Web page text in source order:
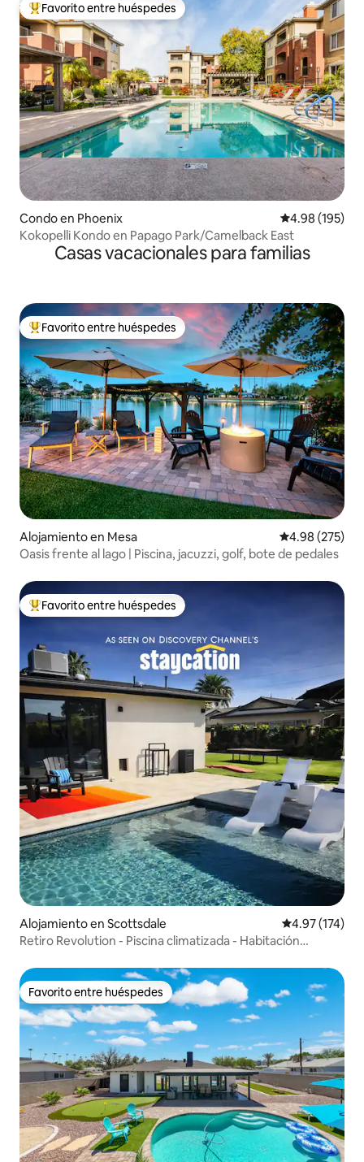
Favorito entre huéspedes preferido
Favorito entre huéspedes
Condo en Phoenix Calificación
4.98 (195)
Kokopelli Kondo en Papago Park/Camelback East
Casas vacacionales para familias
Favorito entre huéspedes preferido
Favorito entre huéspedes
Alojamiento en Mesa Calificación
4.98 (275)
Oasis frente al lago | Piscina, jacuzzi, golf, bote de pedales
Favorito entre huéspedes preferido
Favorito entre huéspedes
Alojamiento en Scottsdale Calificación
4.97 (174)
Retiro Revolution - Piscina climatizada - Habitación
Favorito entre huéspedes
Favorito entre huéspedes